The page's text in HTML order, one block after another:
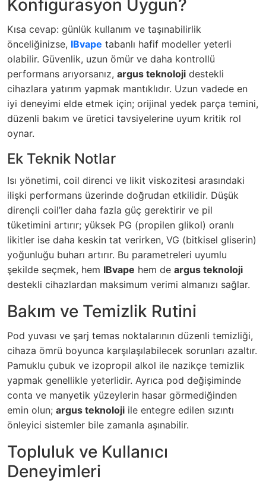
Konfigürasyon Uygun?
Kısa cevap: günlük kullanım ve taşınabilirlik
önceliğinizse, IBvape tabanlı hafif modeller yeterli
olabilir. Güvenlik, uzun ömür ve daha kontrollü
performans arıyorsanız, argus teknoloji destekli
cihazlara yatırım yapmak mantıklıdır. Uzun vadede en
iyi deneyimi elde etmek için; orijinal yedek parça temini,
düzenli bakım ve üretici tavsiyelerine uyum kritik rol
oynar.
Ek Teknik Notlar
Isı yönetimi, coil direnci ve likit viskozitesi arasındaki
ilişki performans üzerinde doğrudan etkilidir. Düşük
dirençli coil’ler daha fazla güç gerektirir ve pil
tüketimini artırır; yüksek PG (propilen glikol) oranlı
likitler ise daha keskin tat verirken, VG (bitkisel gliserin)
yoğunluğu buharı artırır. Bu parametreleri uyumlu
şekilde seçmek, hem IBvape hem de argus teknoloji
destekli cihazlardan maksimum verimi almanızı sağlar.
Bakım ve Temizlik Rutini
Pod yuvası ve şarj temas noktalarının düzenli temizliği,
cihaza ömrü boyunca karşılaşılabilecek sorunları azaltır.
Pamuklu çubuk ve izopropil alkol ile nazikçe temizlik
yapmak genellikle yeterlidir. Ayrıca pod değişiminde
conta ve manyetik yüzeylerin hasar görmediğinden
emin olun; argus teknoloji ile entegre edilen sızıntı
önleyici sistemler bile zamanla aşınabilir.
Topluluk ve Kullanıcı
Deneyimleri